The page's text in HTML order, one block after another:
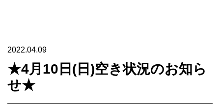
2022.04.09
★4月10日(日)空き状況のお知ら
せ★